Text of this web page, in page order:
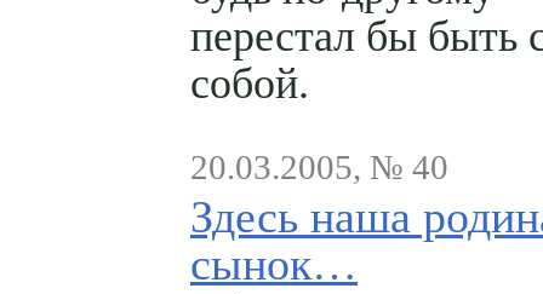
перестал бы быть
собой.
20.03.2005, № 40
Здесь наша
сынок…